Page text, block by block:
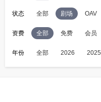
状态 全部 剧场 OAV
资费 全部 免费 会员
年份 全部 2026 2025